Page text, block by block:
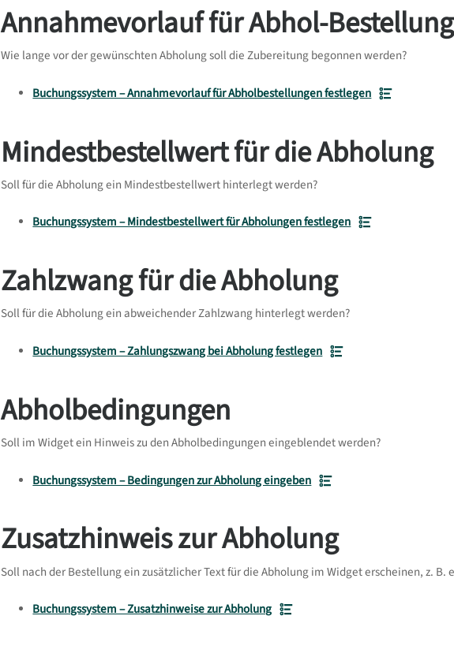
Annahmevorlauf für Abhol-
Wie lange vor der gewünschten Abholung soll die Zubereitung begonnen werden?
Buchungssystem – Annahmevorlauf für Abholbestellungen festlegen
Mindestbestellwert für die Abholung
Soll für die Abholung ein Mindestbestellwert hinterlegt werden?
Buchungssystem – Mindestbestellwert für Abholungen festlegen
Zahlzwang für die Abholung
Soll für die Abholung ein abweichender Zahlzwang hinterlegt werden?
Buchungssystem – Zahlungszwang bei Abholung festlegen
Abholbedingungen
Soll im Widget ein Hinweis zu den Abholbedingungen eingeblendet werden?
Buchungssystem – Bedingungen zur Abholung eingeben
Zusatzhinweis zur Abholung
Soll nach der Bestellung ein zusätzlicher Text für die Abholung im Widget erscheinen, z.
Buchungssystem – Zusatzhinweise zur Abholung